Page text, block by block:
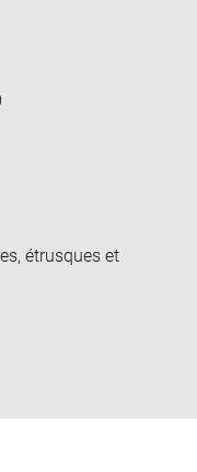
étrusques et